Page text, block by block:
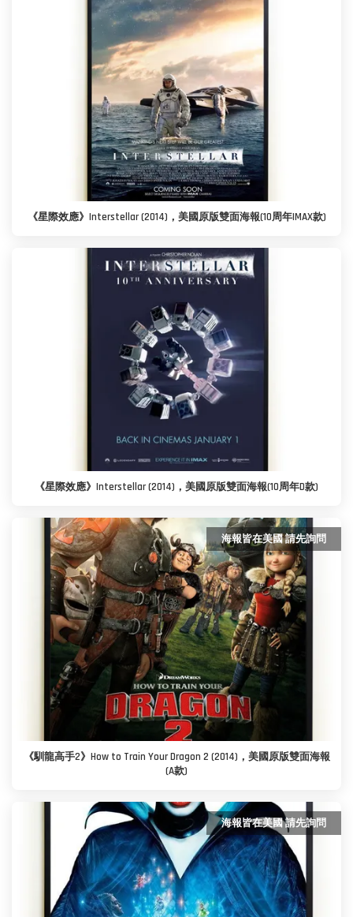
《星際效應》Interstellar (2014)，美國原版雙面海報(10周年IMAX款)
《星際效應》Interstellar (2014)，美國原版雙面海報(10周年D款)
海報皆在美國 請先詢問
《馴龍高手2》How to Train Your Dragon 2 (2014)，美國原版雙面海報
(A款)
海報皆在美國 請先詢問